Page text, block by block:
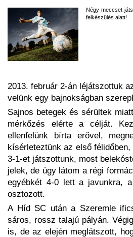
Négy meccset
felkészülés alatt!
2013. február 2-án léjátszottuk
velünk egy bajnokságban
Sajnos betegek és sérültek
mérkőzés elérte a célját.
ellenfelünk bírta erővel,
kísérleteztünk az első
3-1-et játszottunk, most
jelek, de úgy látom a régi
egyébkét 4-0 lett a javunkra,
osztozott.
A Híd SC után a Szeremle
sáros, rossz talajú pályán.
is, de az elején meglátszott,